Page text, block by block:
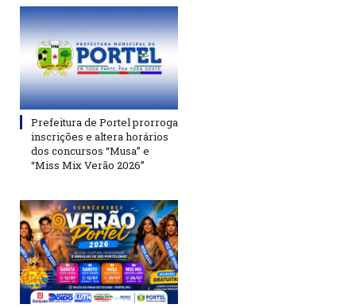
Prefeitura de Portel prorroga
inscrições e altera horários
dos concursos “Musa” e
“Miss Mix Verão 2026”